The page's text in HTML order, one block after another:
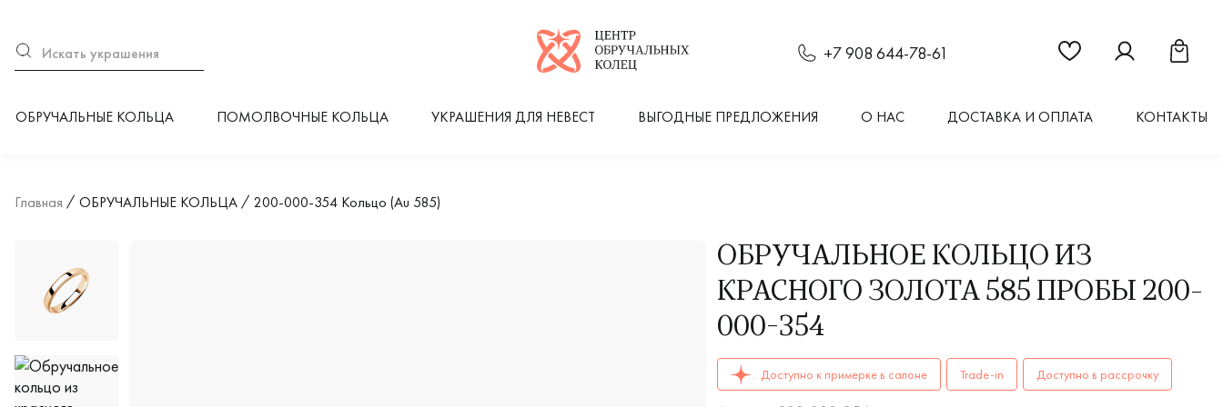
Логотип компании
+7 908 644-78-61 Ссылка на страницу
Ссылка наСсылка
ОБРУЧАЛЬНЫЕ КОЛЬЦА ПОМОЛВОЧНЫЕ КОЛЬЦА УКРАШЕНИЯ ДЛЯ НЕВЕСТ ВЫГОДНЫЕ ПРЕДЛОЖЕНИЯ О НАС ДОСТАВКА И ОПЛАТА КОНТАКТЫ
Главная ОБРУЧАЛЬНЫЕ КОЛЬЦА 200-000-354 Кольцо (Au 585)
ОБРУЧАЛЬНОЕ КОЛЬЦО ИЗ
КРАСНОГО ЗОЛОТА 585 ПРОБЫ 200-
000-354
ОБРУЧАЛЬНЫЕ КОЛЬЦА женские, мужские, парные 200-000-354 AU 585
Доступно к примерке в салоне Trade-in Доступно в рассрочку